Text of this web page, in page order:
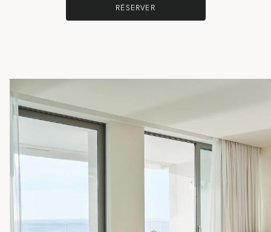
RÉSERVER